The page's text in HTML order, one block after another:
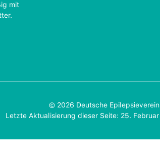
mit
© 2026 Deutsche
Letzte Aktualisierung dieser Seite: 25.